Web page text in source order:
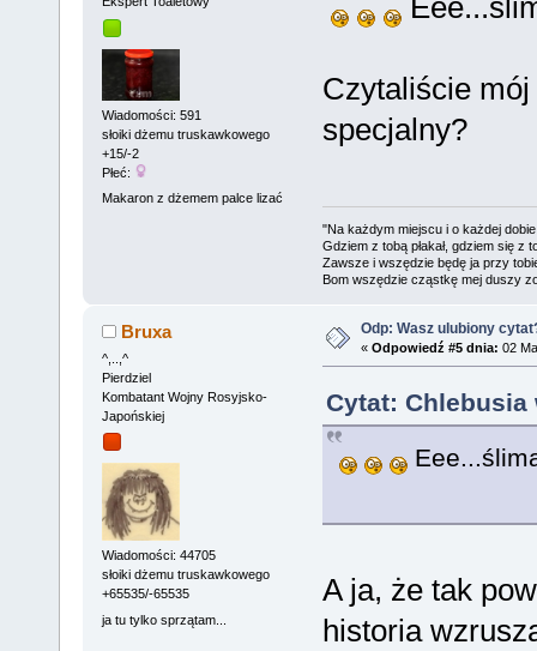
Wiadomości: 591
słoiki dżemu truskawkowego
+15/-2
Płeć:
Makaron z dżemem palce lizać
Czytaliście mój
specjalny?
"Na każdym miejscu i o każdej dobie
Gdziem z tobą płakał, gdziem się z
Zawsze i wszędzie będę ja przy
Bom wszędzie cząstkę mej duszy
Bruxa
^,..,^
Pierdziel
Kombatant Wojny Rosyjsko-
Japońskiej
Wiadomości: 44705
słoiki dżemu truskawkowego
+65535/-65535
ja tu tylko sprzątam...
Odp: Wasz ulubiony
« Odpowiedź #5 dnia: 02
Cytat: Chlebusia
A ja, że tak
historia